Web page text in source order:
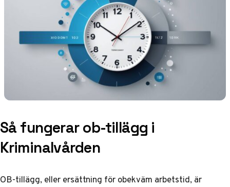
Så fungerar ob-tillägg i
Kriminalvården
OB-tillägg, eller ersättning för obekväm arbetstid, är